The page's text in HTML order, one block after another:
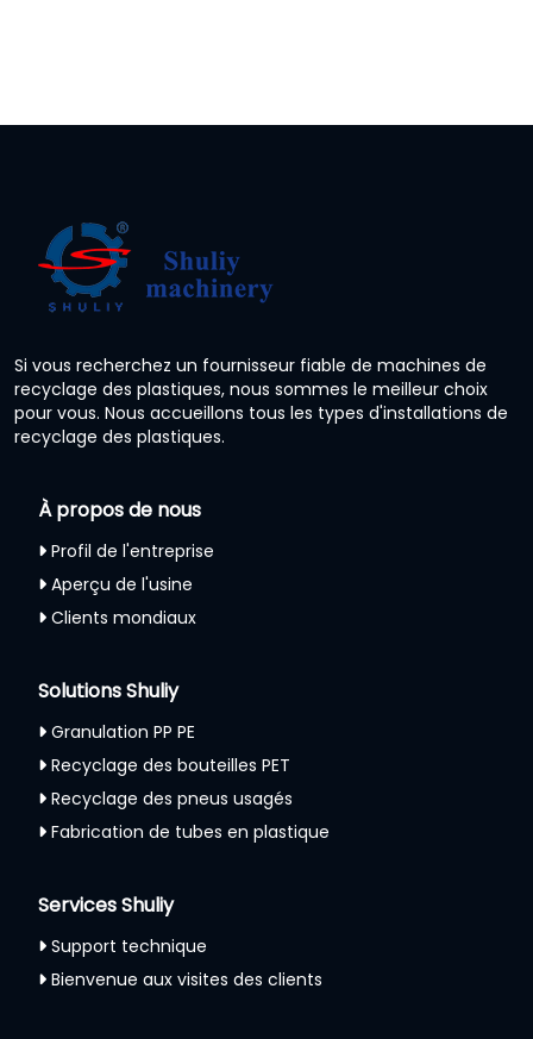
Si vous recherchez un fournisseur fiable de machines de
recyclage des plastiques, nous sommes le meilleur choix
pour vous. Nous accueillons tous les types d'installations de
recyclage des plastiques.
À propos de nous
Profil de l'entreprise
Aperçu de l'usine
Clients mondiaux
Solutions Shuliy
Granulation PP PE
Recyclage des bouteilles PET
Recyclage des pneus usagés
Fabrication de tubes en plastique
Services Shuliy
Support technique
Bienvenue aux visites des clients